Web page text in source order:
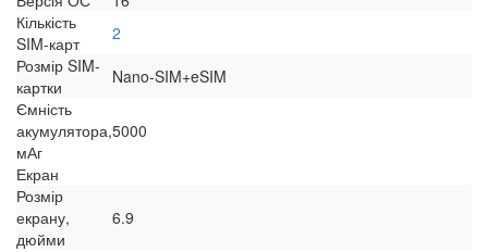
Кількість
SIM-карт
2
Розмір SIM-
картки
Nano-SIM+eSIM
Ємність
акумулятора,
мАг
5000
Екран
Розмір
екрану,
дюйми
6.9